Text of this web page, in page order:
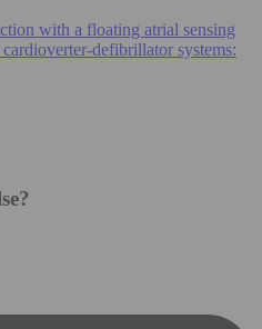
with a floating atrial sensing
defibrillator systems: